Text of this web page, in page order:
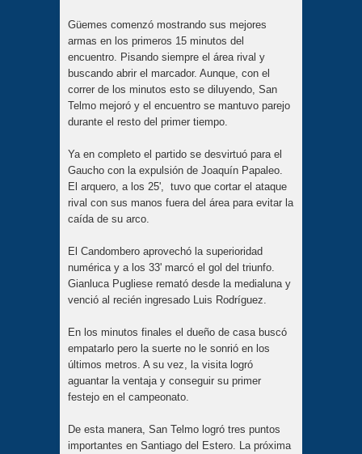
Güemes comenzó mostrando sus mejores
armas en los primeros 15 minutos del
encuentro. Pisando siempre el área rival y
buscando abrir el marcador. Aunque, con el
correr de los minutos esto se diluyendo, San
Telmo mejoró y el encuentro se mantuvo parejo
durante el resto del primer tiempo.
Ya en completo el partido se desvirtuó para el
Gaucho con la expulsión de Joaquín Papaleo.
El arquero, a los 25', tuvo que cortar el ataque
rival con sus manos fuera del área para evitar la
caída de su arco.
El Candombero aprovechó la superioridad
numérica y a los 33' marcó el gol del triunfo.
Gianluca Pugliese remató desde la medialuna y
venció al recién ingresado Luis Rodríguez.
En los minutos finales el dueño de casa buscó
empatarlo pero la suerte no le sonrió en los
últimos metros. A su vez, la visita logró
aguantar la ventaja y conseguir su primer
festejo en el campeonato.
De esta manera, San Telmo logró tres puntos
importantes en Santiago del Estero. La próxima